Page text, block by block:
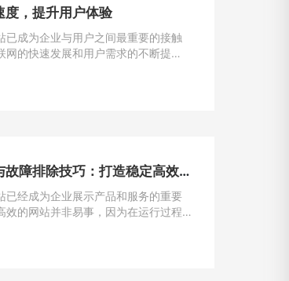
度，提升用户体验
已成为企业与用户之间最重要的接触
网的快速发展和用户需求的不断提
度过慢，用户很可能会选择离开，
网站运行状态监测与故障排除技巧：打造稳定高效的在线平台
已经成为企业展示产品和服务的重要
效的网站并非易事，因为在运行过程
站管理员掌握关键要领，确保网站